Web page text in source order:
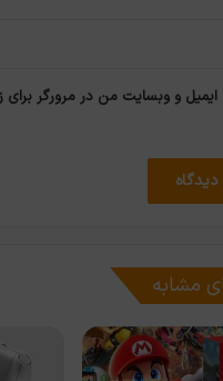
ایمیل و وبسایت من در مرورگر برای
مشابه